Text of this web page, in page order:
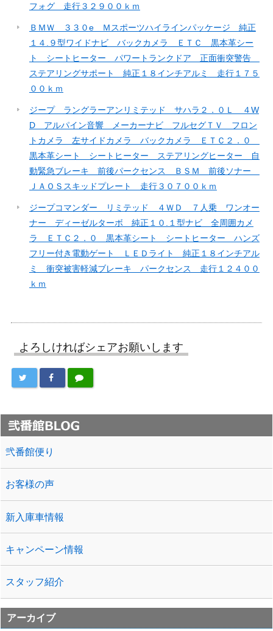
フォグ 走行３２９００ｋｍ
ＢＭＷ ３３０e Ｍスポーツハイラインパッケージ 純正
１４.９型ワイドナビ バックカメラ ＥＴＣ 黒本革シー
ト シートヒーター パワートランクドア 正面衝突警告
ステアリングサポート 純正１８インチアルミ 走行１７５
００ｋｍ
ジープ ラングラーアンリミテッド サハラ２．０Ｌ ４W
D アルパイン音響 メーカーナビ フルセグＴＶ フロン
トカメラ 左サイドカメラ バックカメラ ＥＴＣ２．０
黒本革シート シートヒーター ステアリングヒーター 自
動緊急ブレーキ 前後パークセンス ＢＳＭ 前後ソナー
ＪＡＯＳスキッドプレート 走行３０７００ｋｍ
ジープコマンダー リミテッド ４ＷＤ ７人乗 ワンオー
ナー ディーゼルターボ 純正１０.１型ナビ 全周囲カメ
ラ ＥＴＣ２．０ 黒本革シート シートヒーター ハンズ
フリー付き電動ゲート ＬＥＤライト 純正１８インチアル
ミ 衝突被害軽減ブレーキ パークセンス 走行１２４００
ｋｍ
よろしければシェアお願いします
弐番館便り
お客様の声
新入庫車情報
キャンペーン情報
スタッフ紹介
アーカイブ